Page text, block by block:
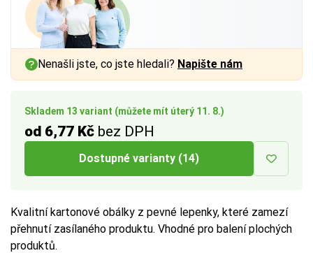
Skladem 13 variant (můžete mít úterý 11. 8.)
od 6,77 Kč bez DPH
Dostupné varianty (14)
Kvalitní kartonové obálky z pevné lepenky, které zamezí
přehnutí zasílaného produktu. Vhodné pro balení plochých
produktů.
Nenašli jste, co jste hledali? Napište nám